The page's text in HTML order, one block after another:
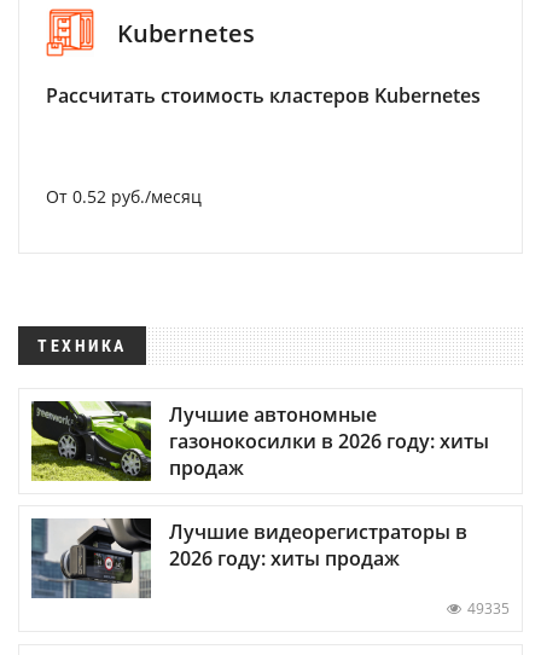
Kubernetes
Рассчитать стоимость кластеров Kubernetes
От 0.52 руб./месяц
ТЕХНИКА
Лучшие автономные
газонокосилки в 2026 году: хиты
продаж
Лучшие видеорегистраторы в
2026 году: хиты продаж
49335